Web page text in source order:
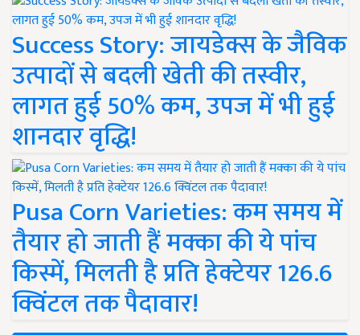
Success Story: जायडेक्स के जैविक
उत्पादों से बदली खेती की तस्वीर,
लागत हुई 50% कम, उपज में भी हुई
शानदार वृद्धि!
Pusa Corn Varieties: कम समय में
तैयार हो जाती हैं मक्का की ये पांच
किस्में, मिलती है प्रति हेक्टेयर 126.6
क्विंटल तक पैदावार!